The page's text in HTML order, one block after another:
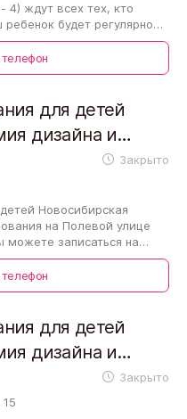
4) ждут всех тех, кто
будет регулярно
Закрыто
для детей
дизайна и
улице
Новосибирская
на Полевой улице
можете записаться на
Закрыто
для детей
дизайна и
улице Бердышева